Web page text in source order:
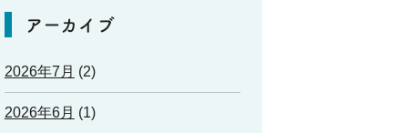
アーカイブ
2026年7月 (2)
2026年6月 (1)